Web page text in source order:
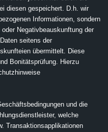
diesen gespeichert. D.h. wir
Informationen, sondern
Negativbeauskunftung der
seitens der
übermittelt. Diese
Bonitätsprüfung. Hierzu
und die
welche
Transaktionsapplikationen